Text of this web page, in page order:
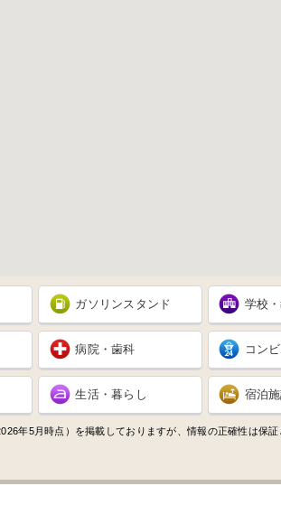
ガソリンスタンド 学校
病院・歯科 コン
生活・暮らし 宿泊
年5月時点）を掲載しておりますが、情報の正確性は保